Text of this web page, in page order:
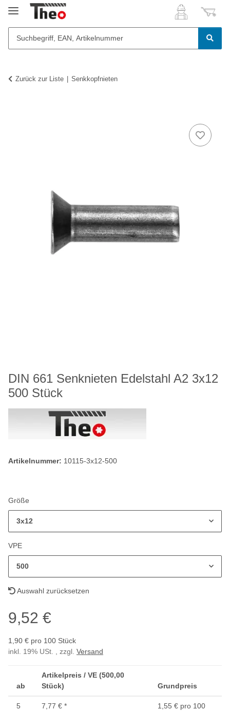
Zurück zur Liste Senkkopfnieten
DIN 661 Senknieten Edelstahl A2 3x12
500 Stück
Artikelnummer: 10115-3x12-500
Größe
3x12
VPE
500
Auswahl zurücksetzen
9,52 €
1,90 € pro 100 Stück
inkl. 19% USt. , zzgl. Versand
ab
Artikelpreis / VE (500,00
Stück)
Grundpreis
5 7,77 € *
1,55 € pro 100